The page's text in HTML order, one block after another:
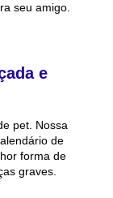
seu amigo.
e
pet. Nossa
de
forma de
graves.